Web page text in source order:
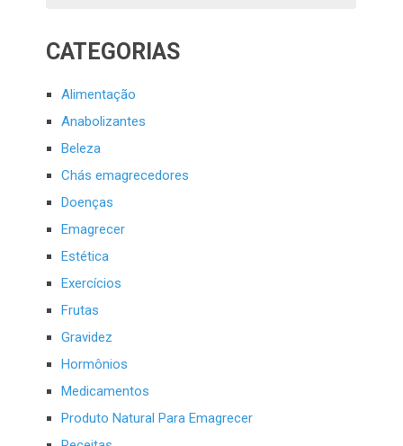
CATEGORIAS
Alimentação
Anabolizantes
Beleza
Chás emagrecedores
Doenças
Emagrecer
Estética
Exercícios
Frutas
Gravidez
Hormônios
Medicamentos
Produto Natural Para Emagrecer